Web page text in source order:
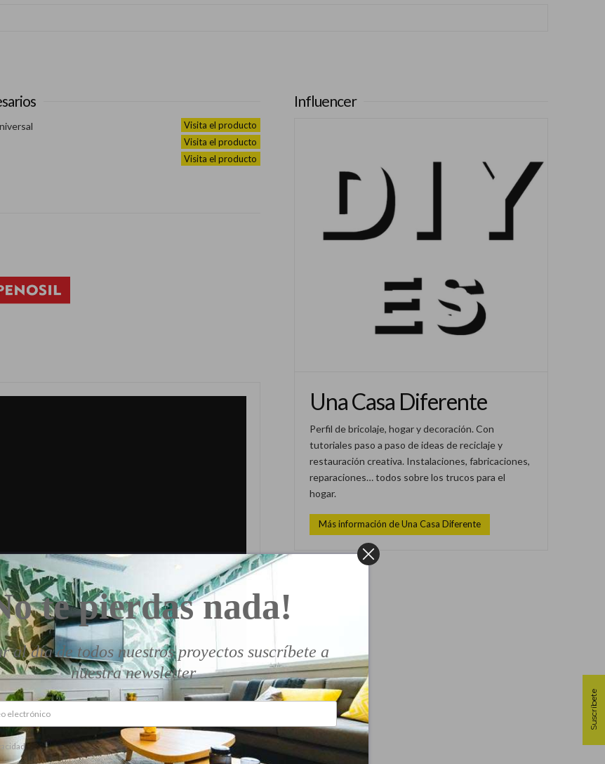
Visita el producto
Visita el producto
Visita el producto
Influencer
Una Casa Diferente
Perfil de bricolaje, hogar y decoración. Con
tutoriales paso a paso de ideas de reciclaje y
restauración creativa. Instalaciones, fabricaciones,
reparaciones… todos sobre los trucos para el
hogar.
Más información de Una Casa Diferente
Suscríbete
te pierdas nada!
al día de todos nuestros proyectos suscríbete a
nuestra newsletter